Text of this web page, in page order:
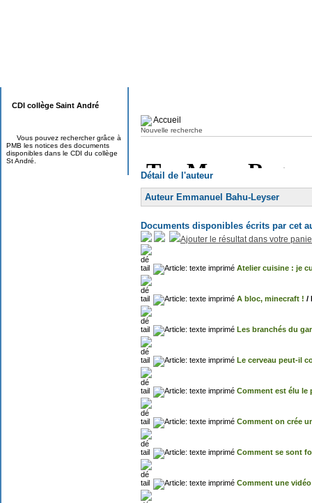
Accueil
Nouvelle recherche
Détail de l'auteur
Auteur Emmanuel Bahu-Leyser
Documents disponibles écrits par cet
Ajouter le résultat dans votre
Atelier cuisine : je
A bloc, minecraft ! /
Les branchés du
Le cerveau peut-il
Comment est élu le
Comment on crée
Comment se sont
Comment une
CDI collège Saint André
Vous pouvez rechercher grâce à
PMB les notices des documents
disponibles dans le CDI du collège
St André.